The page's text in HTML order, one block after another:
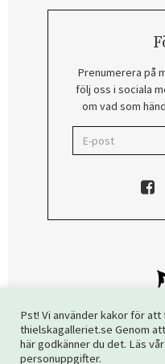
Prenumerera på
följ oss i sociala
om vad som
Copyright © 2026 Thielska
Pst! Vi använder kakor för
thielskagalleriet.se Genom
här godkänner du det. Läs
personuppgifter.